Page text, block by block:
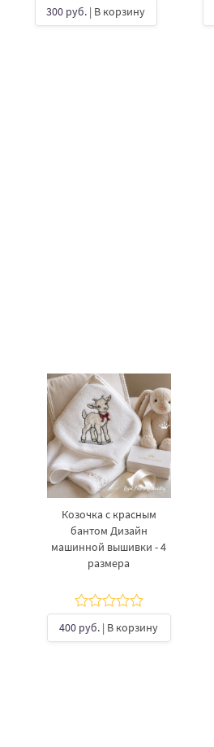
300 руб. | В корзину
Козочка с красным
бантом Дизайн
машинной вышивки - 4
размера
400 руб. | В корзину